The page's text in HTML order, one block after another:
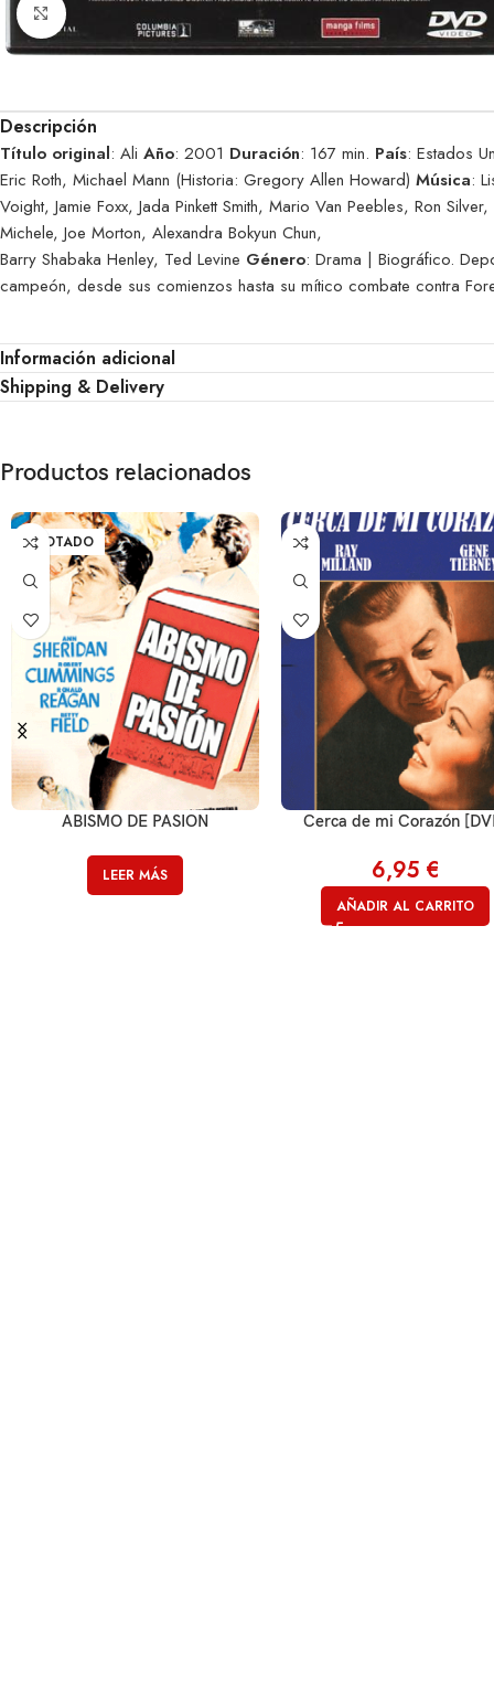
Clic para ampliar
Descripción
Título original: Ali Año: 2001 Duración: 167 min. País: Estados
Eric Roth, Michael Mann (Historia: Gregory Allen Howard) Música:
Voight, Jamie Foxx, Jada Pinkett Smith, Mario Van Peebles, Ron
Michele, Joe Morton, Alexandra Bokyun Chun,
Barry Shabaka Henley, Ted Levine Género: Drama | Biográfico.
campeón, desde sus comienzos hasta su mítico combate contra
Información adicional
Shipping & Delivery
Productos relacionados
AGOTADO
ABISMO DE PASION
LEER MÁS
Cerca de mi Corazón
6,95 €
AÑADIR AL CARRITO